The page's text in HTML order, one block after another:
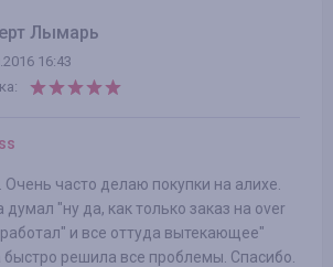
Лымарь
16:43
часто делаю покупки на алихе.
думал "ну да, как только заказ на over
и все оттуда вытекающее"
решила все проблемы. Спасибо.